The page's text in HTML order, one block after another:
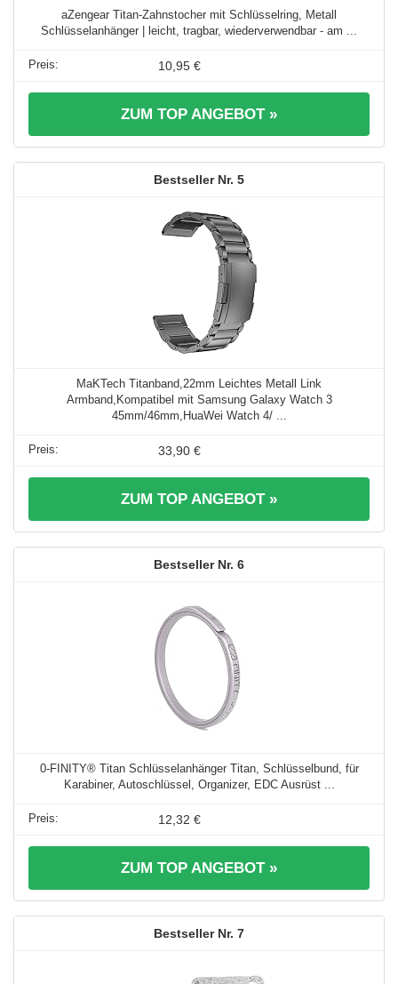
aZengear Titan-Zahnstocher mit Schlüsselring, Metall
Schlüsselanhänger | leicht, tragbar, wiederverwendbar - am ...
10,95 €
ZUM TOP ANGEBOT »
5
MaKTech Titanband,22mm Leichtes Metall Link
Armband,Kompatibel mit Samsung Galaxy Watch 3
45mm/46mm,HuaWei Watch 4/ ...
33,90 €
ZUM TOP ANGEBOT »
6
0-FINITY® Titan Schlüsselanhänger Titan, Schlüsselbund, für
Karabiner, Autoschlüssel, Organizer, EDC Ausrüst ...
12,32 €
ZUM TOP ANGEBOT »
7